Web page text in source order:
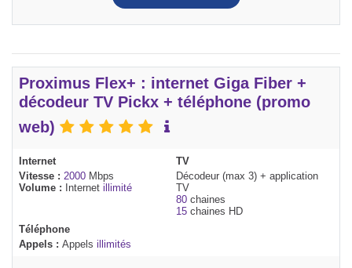
Proximus Flex+ : internet Giga Fiber +
décodeur TV Pickx + téléphone (promo
web)
Internet
Vitesse : 2000 Mbps
Volume :
Internet illimité
TV
Décodeur (max 3) + application
TV
80 chaines
15 chaines HD
Téléphone
Appels : Appels illimités